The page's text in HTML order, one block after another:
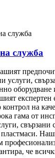
служба
услуги,
оборудване
експертен
на
гама от
свързани
че